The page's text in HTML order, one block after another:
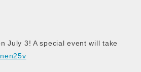
July 3! A special event will take